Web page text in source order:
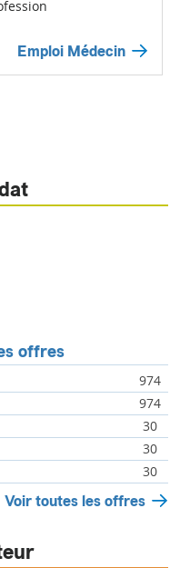
Emploi Médecin
offres
974
974
30
30
30
Voir toutes les offres